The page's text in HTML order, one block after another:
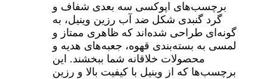
برچسب‌های اپوکسی سه بعدی شفاف و
گرد گنبدی شکل ضد آب رزین وینیل، به
گونه‌ای طراحی شده‌اند که ظاهری ممتاز و
لمسی به بسته‌بندی قهوه، جعبه‌های هدیه و
محصولات خلاقانه شما ببخشند. این
برچسب‌ها که از وینیل با کیفیت بالا و رزین